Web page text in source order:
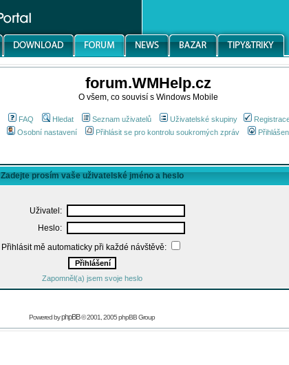
forum.WMHelp.cz
O všem, co souvisí s Windows Mobile
FAQ Hledat Seznam uživatelů Uživatelské skupiny
Osobní nastavení
Přihlásit se pro kontrolu soukromých zpráv
Zadejte prosím vaše uživatelské jméno a heslo
Uživatel:
Heslo:
Přihlásit mě automaticky při každé návštěvě:
Zapomněl(a) jsem svoje heslo
Powered byphpBB© 2001, 2005 phpBB Group